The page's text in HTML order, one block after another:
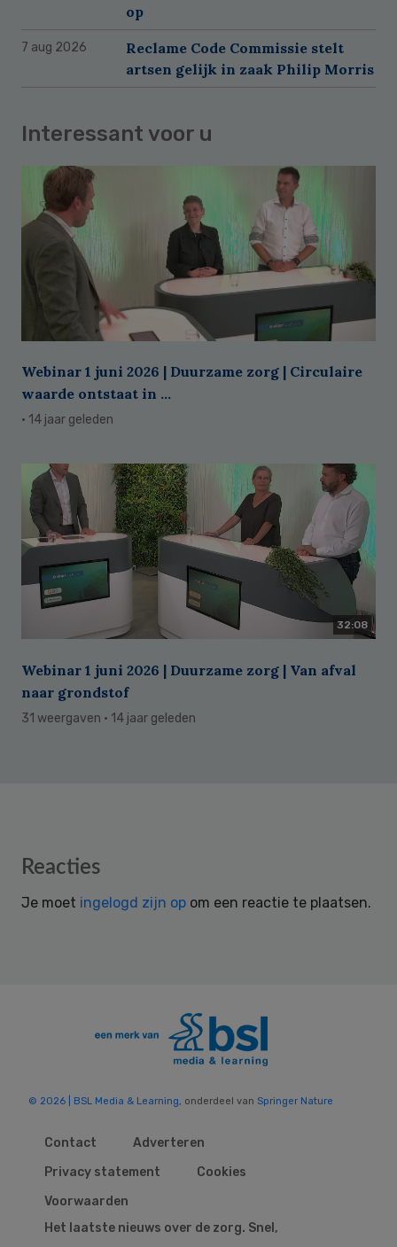
op
7 aug 2026
Reclame Code Commissie stelt
artsen gelijk in zaak Philip Morris
Interessant voor u
Webinar 1 juni 2026 | Duurzame zorg | Circulaire
waarde ontstaat in ...
· 14 jaar geleden
32:08
Webinar 1 juni 2026 | Duurzame zorg | Van afval
naar grondstof
31 weergaven · 14 jaar geleden
Reader
Reacties
Je moet ingelogd zijn op om een reactie te plaatsen.
© 2026 | BSL Media & Learning, onderdeel van Springer Nature
Contact
Adverteren
Privacy statement
Cookies
Voorwaarden
Het laatste nieuws over de zorg. Snel,